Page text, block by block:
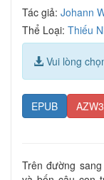
Tác giả: Johann
Thể Loại: Thiếu
Vui lòng
EPUB AZW3
Trên đường